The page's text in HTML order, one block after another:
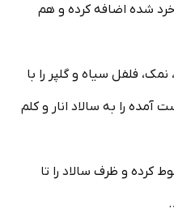
خرد شده اضافه کرده و هم
فلفل سیاه و گلپر را با
را به سالاد انار و کلم
کرده و ظرف سالاد را تا